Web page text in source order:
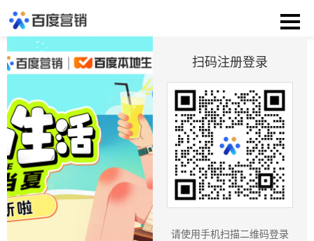
扫码注册登录
请使用手机扫描二维码登录